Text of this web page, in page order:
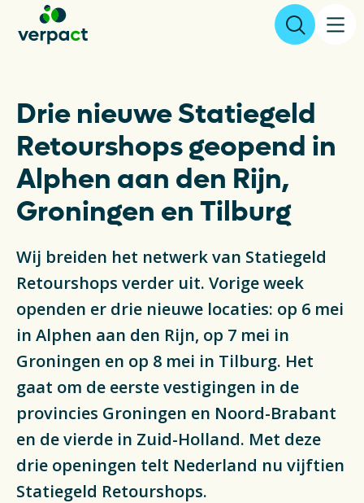
Over ons
Resultaten
Inzameling & Recycling
Wetgeving
Actueel
Veelgestelde vragen
Verpakkingencatalogus
Drie nieuwe Statiegeld
Retourshops geopend in
Alphen aan den Rijn,
Groningen en Tilburg
Wij breiden het netwerk van Statiegeld
Retourshops verder uit. Vorige week
openden er drie nieuwe locaties: op 6 mei
in Alphen aan den Rijn, op 7 mei in
Groningen en op 8 mei in Tilburg. Het
gaat om de eerste vestigingen in de
provincies Groningen en Noord-Brabant
en de vierde in Zuid-Holland. Met deze
drie openingen telt Nederland nu vijftien
Statiegeld Retourshops.